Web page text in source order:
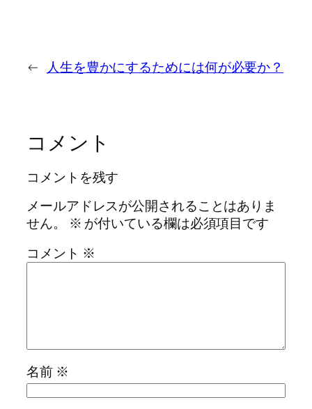
← 人生を豊かにするためには何が必要か？
コメント
コメントを残す
メールアドレスが公開されることはありま
せん。
※ が付いている欄は必須項目です
コメント ※
名前 ※